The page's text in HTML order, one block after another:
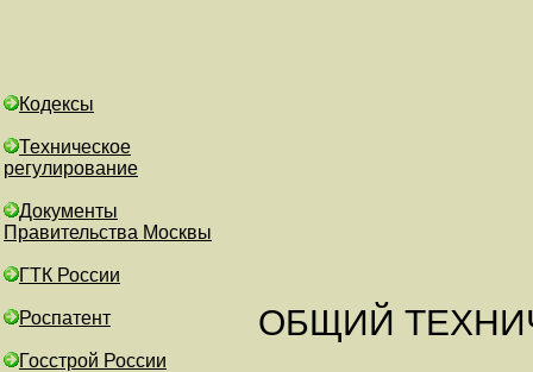
Кодексы
Техническое
регулирование
Документы
Правительства Москвы
ГТК России
Роспатент
Госстрой России
ОБЩИЙ